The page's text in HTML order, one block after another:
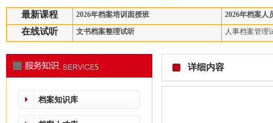
最新课程 2026年档案培训面授班 2026年档案人
在线试听 文书档案整理试听 人事档案管理
档案知识库
详细内容